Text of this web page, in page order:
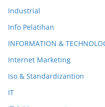
Industrial
Info Pelatihan
INFORMATION &
Internet Marketing
Iso & Standardizantion
IT